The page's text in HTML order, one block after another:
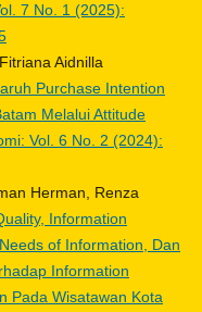
7 No. 1 (2025):
Aidnilla
Purchase Intention
Melalui Attitude
Vol. 6 No. 2 (2024):
Herman, Renza
Information
of Information, Dan
Information
Pada Wisatawan Kota